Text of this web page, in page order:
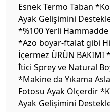
Esnek Termo Taban
Ayak Gelişimini
*%100 Yerli
*Azo boyar-ftalat gibi
İçermez ÜRÜN BAKIMI
İtici Sprey ve Natural
*Makine da Yıkama
Fotosu Ayak Ölçerdir
Ayak Gelişimini